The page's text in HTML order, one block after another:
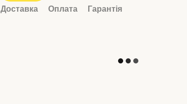
Доставка Оплата Гарантія